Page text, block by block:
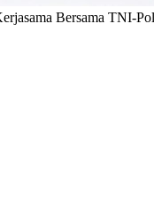
Bersama TNI-